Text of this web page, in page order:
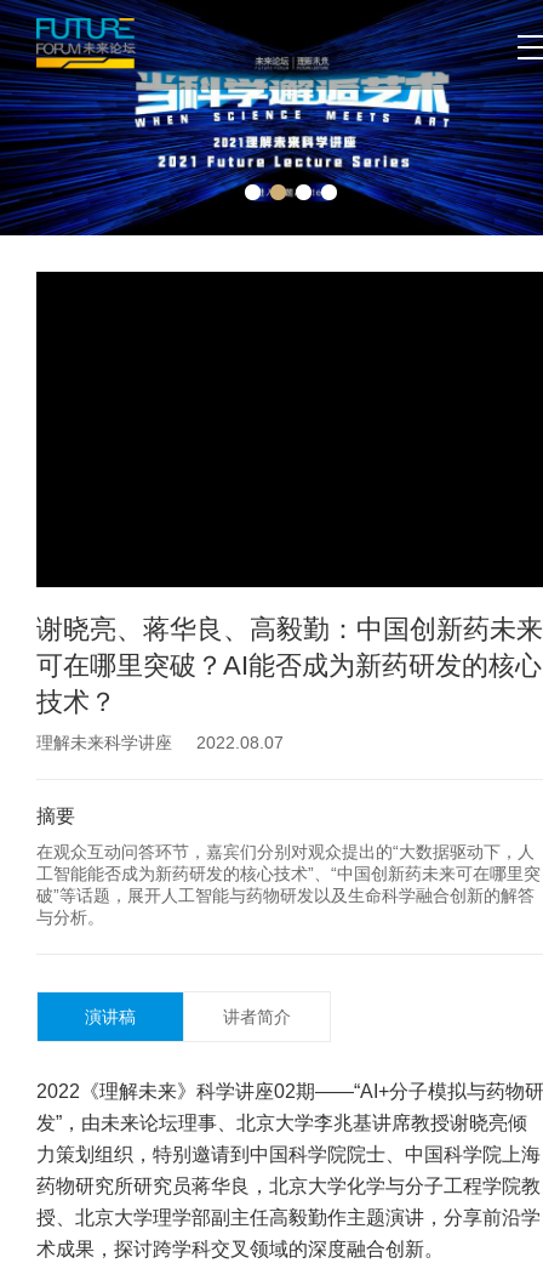
谢晓亮、蒋华良、高毅勤：中国创新药未来
可在哪里突破？AI能否成为新药研发的核心
技术？
理解未来科学讲座 2022.08.07
摘要
在观众互动问答环节，嘉宾们分别对观众提出的“大数据驱动下，人
工智能能否成为新药研发的核心技术”、“中国创新药未来可在哪里突
破”等话题，展开人工智能与药物研发以及生命科学融合创新的解答
与分析。
演讲稿 讲者简介
2022《理解未来》科学讲座02期——“AI+分子模拟与药物研
发”，由未来论坛理事、北京大学李兆基讲席教授谢晓亮倾
力策划组织，特别邀请到中国科学院院士、中国科学院上海
药物研究所研究员蒋华良，北京大学化学与分子工程学院教
授、北京大学理学部副主任高毅勤作主题演讲，分享前沿学
术成果，探讨跨学科交叉领域的深度融合创新。